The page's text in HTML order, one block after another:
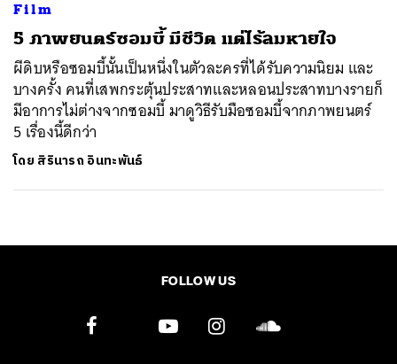
Film
5 ภาพยนตร์ซอมบี้ มีชีวิต แต่ไร้ลมหายใจ
ผีดิบหรือซอมบี้นั้นเป็นหนึ่งในตัวละครที่ได้รับความนิยม และ
บางครั้ง คนที่เสพกระตุ้นประสาทและหลอนประสาทบางรายก็
มีอาการไม่ต่างจากซอมบี้ มาดูวิธีรับมือซอมบี้จากภาพยนตร์
5 เรื่องนี้ดีกว่า
โดย สิรินารถ อินทะพันธ์
FOLLOW US